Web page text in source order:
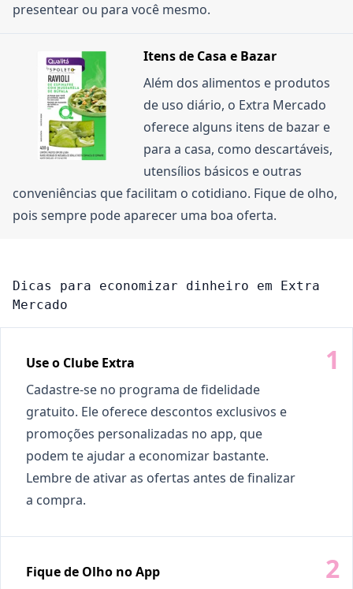
presentear ou para você mesmo.
Itens de Casa e Bazar
Além dos alimentos e produtos
de uso diário, o Extra Mercado
oferece alguns itens de bazar e
para a casa, como descartáveis,
utensílios básicos e outras
conveniências que facilitam o cotidiano. Fique de olho,
pois sempre pode aparecer uma boa oferta.
Dicas para economizar dinheiro em Extra
Mercado
Use o Clube Extra
Cadastre-se no programa de fidelidade
gratuito. Ele oferece descontos exclusivos e
promoções personalizadas no app, que
podem te ajudar a economizar bastante.
Lembre de ativar as ofertas antes de finalizar
a compra.
Fique de Olho no App